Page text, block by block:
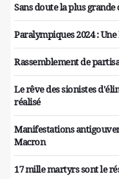
Sans doute la plus
Paralympiques 2024 :
Rassemblement de
Le rêve des sionistes
réalisé
Manifestations
Macron
17 mille martyrs sont le